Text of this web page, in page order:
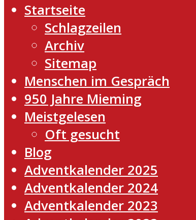
Startseite
Schlagzeilen
Archiv
Sitemap
Menschen im Gespräch
950 Jahre Mieming
Meistgelesen
Oft gesucht
Blog
Adventkalender 2025
Adventkalender 2024
Adventkalender 2023